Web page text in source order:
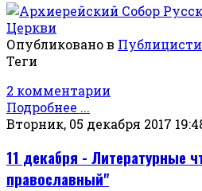
Опубликовано в
Теги
2 комментарии
Подробнее ...
Вторник, 05 декабря 2017
11 декабря - Литературные
православный"